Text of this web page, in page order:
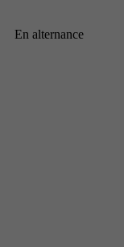
En alternance